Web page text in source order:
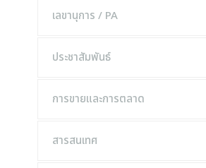
เลขานุการ / PA
ประชาสัมพันธ์
การขายและการตลาด
สารสนเทศ